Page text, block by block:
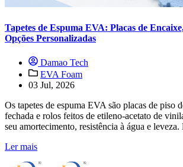
Tapetes de Espuma EVA: Placas de
Opções Personalizadas
Damao Tech
EVA Foam
03 Jul, 2026
Os tapetes de espuma EVA são placas de piso
fechada e rolos feitos de etileno-acetato de
seu amortecimento, resistência à água e leveza.
Ler mais